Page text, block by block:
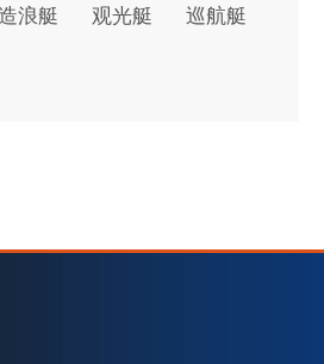
浪艇 观光艇 巡航艇